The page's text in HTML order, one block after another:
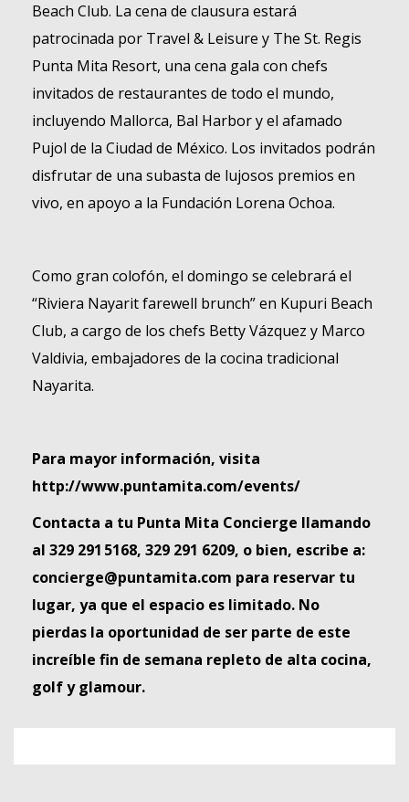
Beach Club. La cena de clausura estará
patrocinada por Travel & Leisure y The St. Regis
Punta Mita Resort, una cena gala con chefs
invitados de restaurantes de todo el mundo,
incluyendo Mallorca, Bal Harbor y el afamado
Pujol de la Ciudad de México. Los invitados podrán
disfrutar de una subasta de lujosos premios en
vivo, en apoyo a la Fundación Lorena Ochoa.
Como gran colofón, el domingo se celebrará el
“Riviera Nayarit farewell brunch”en Kupuri Beach
Club, a cargo de los chefs Betty Vázquez y Marco
Valdivia, embajadores de la cocina tradicional
Nayarita.
Para mayor información, visita
http://www.puntamita.com/events/
Contacta a tu Punta Mita Concierge llamando
al 329 291 5168, 329 291 6209, o bien, escribe a:
concierge@puntamita.com para reservar tu
lugar, ya que el espacio es limitado. No
pierdas la oportunidad de ser parte de este
increíble fin de semana repleto de alta cocina,
golf y glamour.